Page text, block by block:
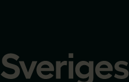
startsidan